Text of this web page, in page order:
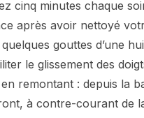
cinq minutes chaque
après avoir nettoyé
gouttes d’une
le glissement des
remontant : depuis la
à contre-courant de